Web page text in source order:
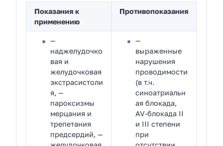
Показания к
применению
Противопоказания
—
наджелудочко
вая и
желудочковая
экстрасистоли
я, —
пароксизмы
мерцания и
трепетания
предсердий, —
—
выраженные
нарушения
проводимости
(в т.ч.
синоатриальн
ая блокада,
AV-блокада II
и III степени
при